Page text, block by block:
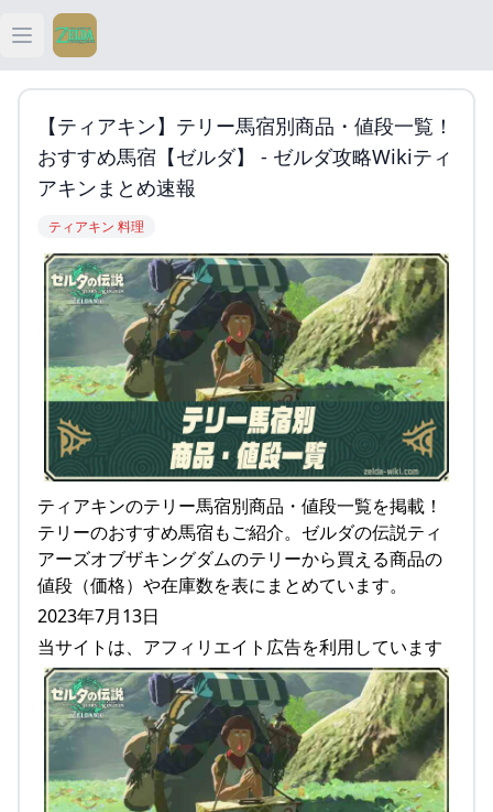
Open main menu
ティアキン
ティアキン 祠
ティアキン 武器
ティアキン 攻略
【ティアキン】テリー馬宿別商品・値段一覧！
おすすめ馬宿【ゼルダ】 - ゼルダ攻略Wikiティ
アキンまとめ速報
ティアキン 料理
ティアキンのテリー馬宿別商品・値段一覧を掲載！
テリーのおすすめ馬宿もご紹介。ゼルダの伝説ティ
アーズオブザキングダムのテリーから買える商品の
値段（価格）や在庫数を表にまとめています。
2023年7月13日
当サイトは、アフィリエイト広告を利用しています